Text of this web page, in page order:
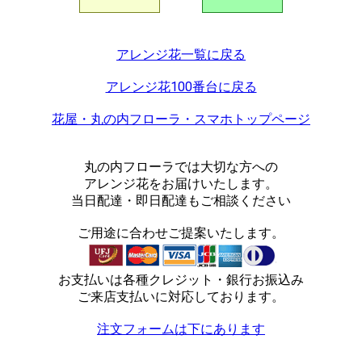
アレンジ花一覧に戻る
アレンジ花100番台に戻る
花屋・丸の内フローラ・スマホトップページ
丸の内フローラでは大切な方への
アレンジ花をお届けいたします。
当日配達・即日配達もご相談ください
ご用途に合わせご提案いたします。
お支払いは各種クレジット・銀行お振込み
ご来店支払いに対応しております。
注文フォームは下にあります